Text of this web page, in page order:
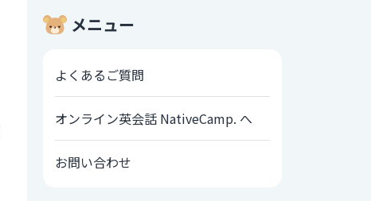
メニュー
よくあるご質問
オンライン英会話 NativeCamp. へ
お問い合わせ